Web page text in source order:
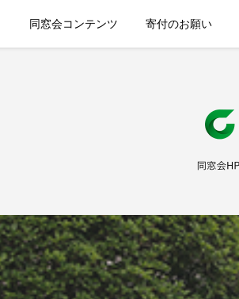
同窓会コンテンツ 寄付のお願い